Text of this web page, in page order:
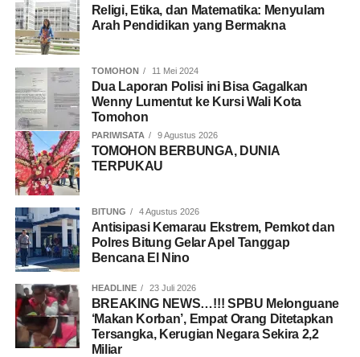
Religi, Etika, dan Matematika: Menyulam
Arah Pendidikan yang Bermakna
TOMOHON 11 Mei 2024
Dua Laporan Polisi ini Bisa Gagalkan
Wenny Lumentut ke Kursi Wali Kota
Tomohon
PARIWISATA 9 Agustus 2026
TOMOHON BERBUNGA, DUNIA
TERPUKAU
BITUNG 4 Agustus 2026
Antisipasi Kemarau Ekstrem, Pemkot dan
Polres Bitung Gelar Apel Tanggap
Bencana El Nino
HEADLINE 23 Juli 2026
BREAKING NEWS…!!! SPBU Melonguane
‘Makan Korban’, Empat Orang Ditetapkan
Tersangka, Kerugian Negara Sekira 2,2
Miliar